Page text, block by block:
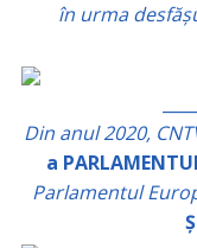
în urma
Din anul 2020,
a
Parlamentul